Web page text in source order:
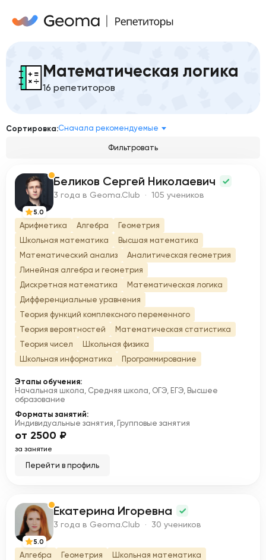
Математическая логика
16 репетиторов
Сортировка:Сначала рекомендуемые
Фильтровать
Б
5.0
Беликов Сергей Николаевич
3 года в Geoma.Club · 105 учеников
Арифметика Алгебра
Геометрия
Школьная математика
Высшая математика
Математический анализ
Аналитическая геометрия
Линейная алгебра и геометрия
Дискретная математика
Математическая логика
Дифференциальные уравнения
Теория функций комплексного переменного
Теория вероятностей
Математическая статистика
Теория чисел
Школьная физика
Школьная информатика
Программирование
Этапы обучения:
Начальная школа, Средняя школа, ОГЭ, ЕГЭ, Высшее
образование
Форматы занятий:
Индивидуальные занятия, Групповые занятия
от 2500 ₽
за занятие
Перейти в профиль
Е
5.0
Екатерина Игоревна
3 года в Geoma.Club · 30 учеников
Алгебра Геометрия
Школьная математика